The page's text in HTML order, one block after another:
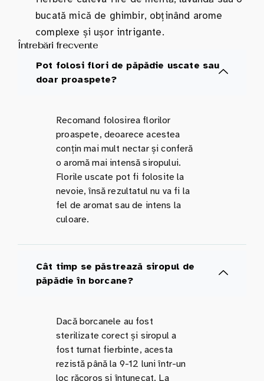
bucată mică de ghimbir, obținând arome
complexe și ușor intrigante.
Întrebări frecvente
Pot folosi flori de păpădie uscate sau
doar proaspete?
Recomand folosirea florilor
proaspete, deoarece acestea
conțin mai mult nectar și conferă
o aromă mai intensă siropului.
Florile uscate pot fi folosite la
nevoie, însă rezultatul nu va fi la
fel de aromat sau de intens la
culoare.
Cât timp se păstrează siropul de
păpădie în borcane?
Dacă borcanele au fost
sterilizate corect și siropul a
fost turnat fierbinte, acesta
rezistă până la 9-12 luni într-un
loc răcoros și întunecat. La